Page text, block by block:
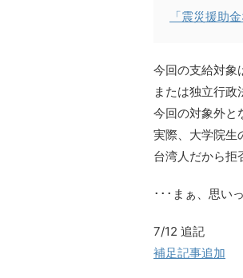
「震災援助
今回の支給対象
または独立行政
今回の対象外と
実際、大学院生
台湾人だから拒
･･･まぁ、思い
7/12 追記
補足記事追加